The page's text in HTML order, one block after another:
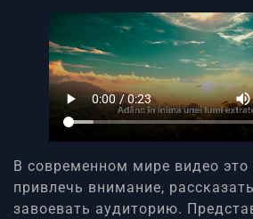
В современном мире видео это
привлечь внимание,
завоевать аудиторию.